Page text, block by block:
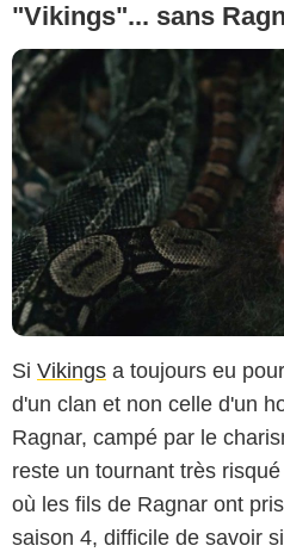
"Vikings"... sans
Si Vikings a toujours eu
d'un clan et non celle d'un
Ragnar, campé par le
reste un tournant très
où les fils de Ragnar ont
saison 4, difficile de savoir